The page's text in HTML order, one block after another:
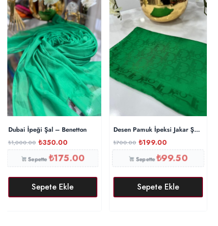
Dubai İpeği Şal – Benetton
₺1,000.00 ₺350.00
Sepette₺175.00
Sepete Ekle
Desen Pamuk İpeksi Jakar Şal
₺700.00 ₺199.00
Sepette₺99.50
Sepete Ekle